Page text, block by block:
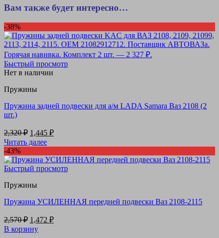
Вам также будет интересно…
-38%
Быстрый просмотр
Нет в наличии
Пружины
Пружина задней подвески для а/м LADA Samara Ваз 2108 (2
шт.)
2,320₽ Первоначальная
цена
составляла
2,320 ₽.
1,445 ₽Текущая
Читать далее
-43%
Быстрый просмотр
Пружины
Пружина УСИЛЕННАЯ передней подвески Ваз 2108-2115
2,570₽ Первоначальная
цена
составляла
1,472 ₽Текущая
В корзину